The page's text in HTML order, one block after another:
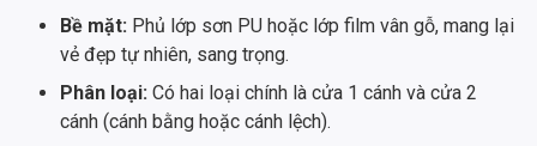
Bề mặt: Phủ lớp sơn PU hoặc lớp film vân gỗ, mang lại
vẻ đẹp tự nhiên, sang trọng.
Phân loại: Có hai loại chính là cửa 1 cánh và cửa 2
cánh (cánh bằng hoặc cánh lệch).